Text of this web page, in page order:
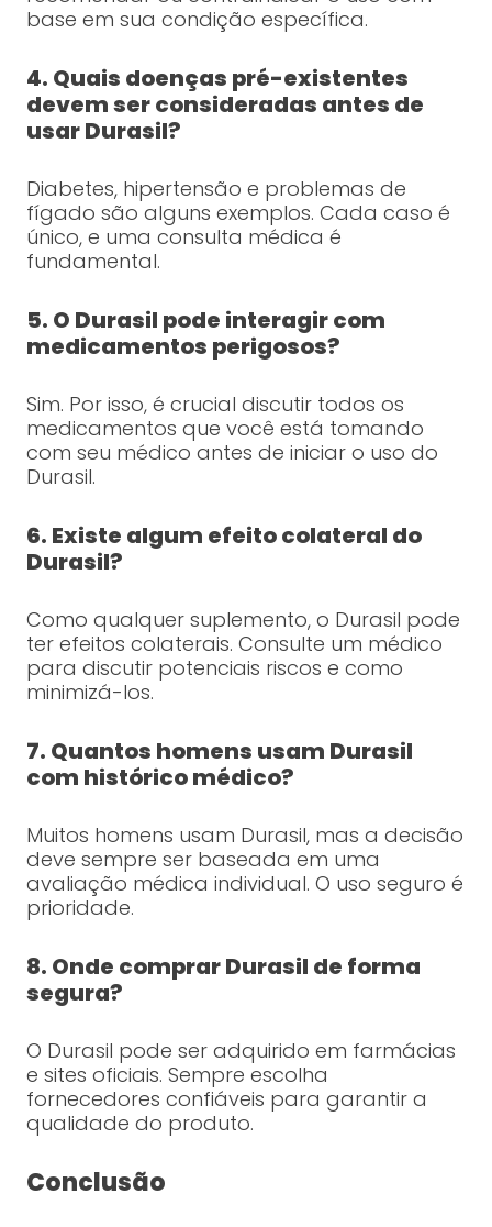
base em sua condição específica.
4. Quais doenças pré-existentes
devem ser consideradas antes de
usar Durasil?
Diabetes, hipertensão e problemas de
fígado são alguns exemplos. Cada caso é
único, e uma consulta médica é
fundamental.
5. O Durasil pode interagir com
medicamentos perigosos?
Sim. Por isso, é crucial discutir todos os
medicamentos que você está tomando
com seu médico antes de iniciar o uso do
Durasil.
6. Existe algum efeito colateral do
Durasil?
Como qualquer suplemento, o Durasil pode
ter efeitos colaterais. Consulte um médico
para discutir potenciais riscos e como
minimizá-los.
7. Quantos homens usam Durasil
com histórico médico?
Muitos homens usam Durasil, mas a decisão
deve sempre ser baseada em uma
avaliação médica individual. O uso seguro é
prioridade.
8. Onde comprar Durasil de forma
segura?
O Durasil pode ser adquirido em farmácias
e sites oficiais. Sempre escolha
fornecedores confiáveis para garantir a
qualidade do produto.
Conclusão